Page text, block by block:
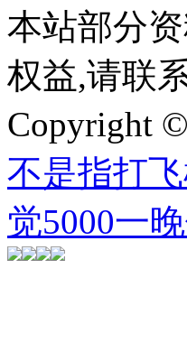
本站部分
权益,请联
Copyright
不是指打
觉5000一